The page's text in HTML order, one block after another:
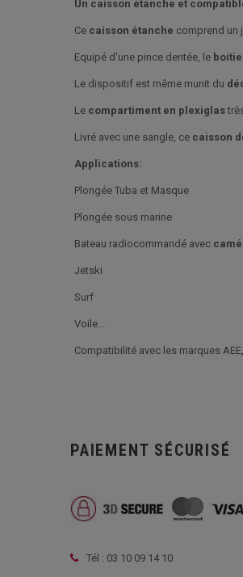
Un caisson étanche et compatible
Ce caisson étanche comprend un
Equipé d'une pince dentée, le
Le dispositif est même munit du
Le compartiment en plexiglas
Livré avec une sangle, ce caisson
Applications:
Plongée Tuba et Masque
Plongée sous marine
Bateau radiocommandé avec
Jetski
Surf
Voile...
Compatibilité avec les marques
PAIEMENT SÉCURISÉ
Tél : 03 10 09 14 10